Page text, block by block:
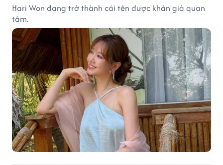
Hari Won đang trở thành cái tên được khán giả quan
tâm.